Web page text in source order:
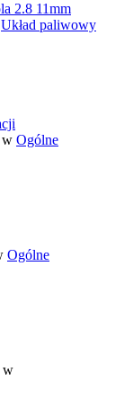
2.8 11mm
Układ paliwowy
w Ogólne
Ogólne
w